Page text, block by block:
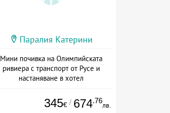
Паралия Катерини
Мини почивка на Олимпийската
ривиера с транспорт от Русе и
настаняване в хотел
345€ / 674.76
лв.